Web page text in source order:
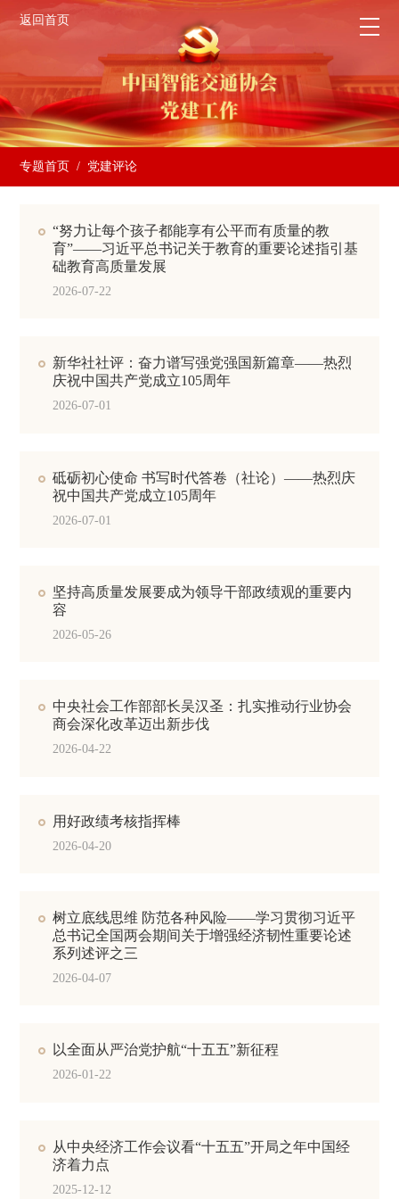
返回首页
专题首页 / 党建评论
“努力让每个孩子都能享有公平而有质量的教
育”——习近平总书记关于教育的重要论述指引基
础教育高质量发展
2026-07-22
新华社社评：奋力谱写强党强国新篇章——热烈
庆祝中国共产党成立105周年
2026-07-01
砥砺初心使命 书写时代答卷（社论）——热烈庆
祝中国共产党成立105周年
2026-07-01
坚持高质量发展要成为领导干部政绩观的重要内
容
2026-05-26
中央社会工作部部长吴汉圣：扎实推动行业协会
商会深化改革迈出新步伐
2026-04-22
用好政绩考核指挥棒
2026-04-20
树立底线思维 防范各种风险——学习贯彻习近平
总书记全国两会期间关于增强经济韧性重要论述
系列述评之三
2026-04-07
以全面从严治党护航“十五五”新征程
2026-01-22
从中央经济工作会议看“十五五”开局之年中国经
济着力点
2025-12-12